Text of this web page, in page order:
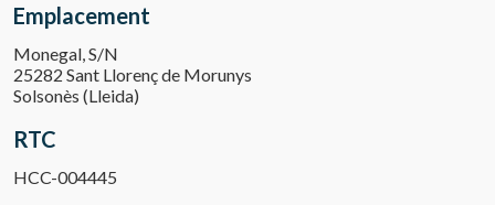
Emplacement
Monegal, S/N
25282 Sant Llorenç de Morunys
Solsonès (Lleida)
RTC
HCC-004445